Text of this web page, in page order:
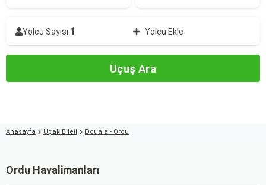
Yolcu Sayısı:1 Yolcu Ekle
Uçuş Ara
Anasayfa Uçak Bileti Douala - Ordu
Ordu Havalimanları